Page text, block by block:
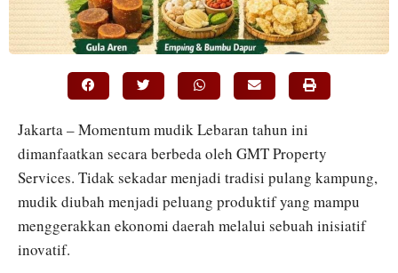
Jakarta – Momentum mudik Lebaran tahun ini
dimanfaatkan secara berbeda oleh GMT Property
Services. Tidak sekadar menjadi tradisi pulang kampung,
mudik diubah menjadi peluang produktif yang mampu
menggerakkan ekonomi daerah melalui sebuah inisiatif
inovatif.